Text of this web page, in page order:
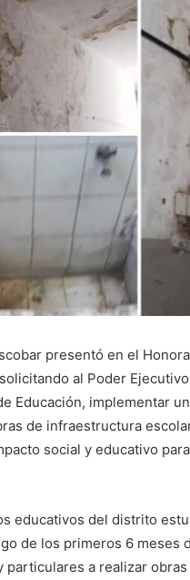
presentó en el
al Poder
Educación, implementar
de infraestructura
social y educativo
educativos del distrito
de los primeros 6 meses
a realizar